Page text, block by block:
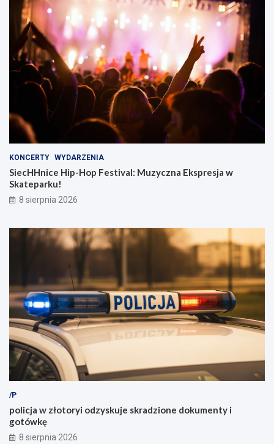
KONCERTY WYDARZENIA
SiecHHnice Hip-Hop Festival: Muzyczna Ekspresja w
Skateparku!
8 sierpnia 2026
/P
policja w złotoryi odzyskuje skradzione dokumenty i
gotówkę
8 sierpnia 2026